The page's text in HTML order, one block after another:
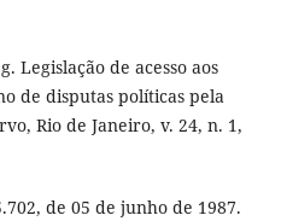
Legislação de acesso aos
de disputas políticas pela
Rio de Janeiro, v. 24, n. 1,
de 05 de junho de 1987.